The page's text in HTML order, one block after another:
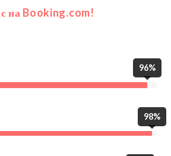
на Booking.com!
96%
98%